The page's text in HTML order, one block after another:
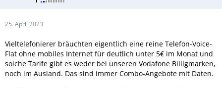
25. April 2023
Vieltelefonierer bräuchten eigentlich eine reine Telefon-Voice-
Flat ohne mobiles Internet für deutlich unter 5€ im Monat und
solche Tarife gibt es weder bei unseren Vodafone Billigmarken,
noch im Ausland. Das sind immer Combo-Angebote mit Daten.